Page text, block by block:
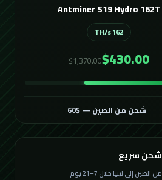
Antminer S19 Hydro 162T
162 TH/s
$430.00
$1,370.00
شحن من الصين — $60
شحن سريع
من الصين إلى ليبيا خلال 7–21 يوم